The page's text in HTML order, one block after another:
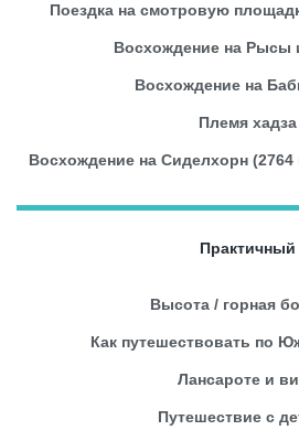
Поездка на смотровую
Восхождение на Рысы
Восхождение на
Племя хадза
Восхождение на Сиделхорн
Практичный
Высота / горная
Как путешествовать по
Лансароте и
Путешествие с